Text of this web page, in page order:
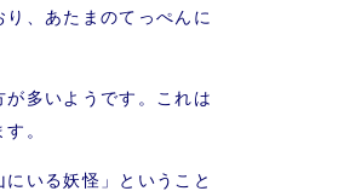
、あたまのてっぺんに
多いようです。これは
。
いる妖怪」ということ